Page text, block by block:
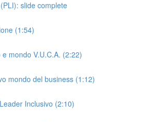
slide complete
(1:54)
mondo V.U.C.A. (2:22)
mondo del business (1:12)
Inclusivo (2:10)